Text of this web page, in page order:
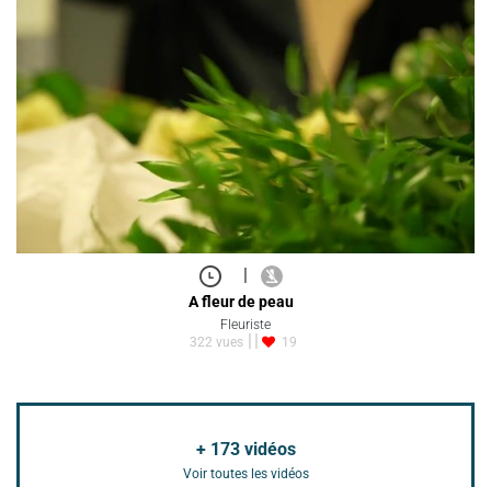
A fleur de peau
Fleuriste
322 vues
19
+ 173vidéos
Voir toutes les vidéos